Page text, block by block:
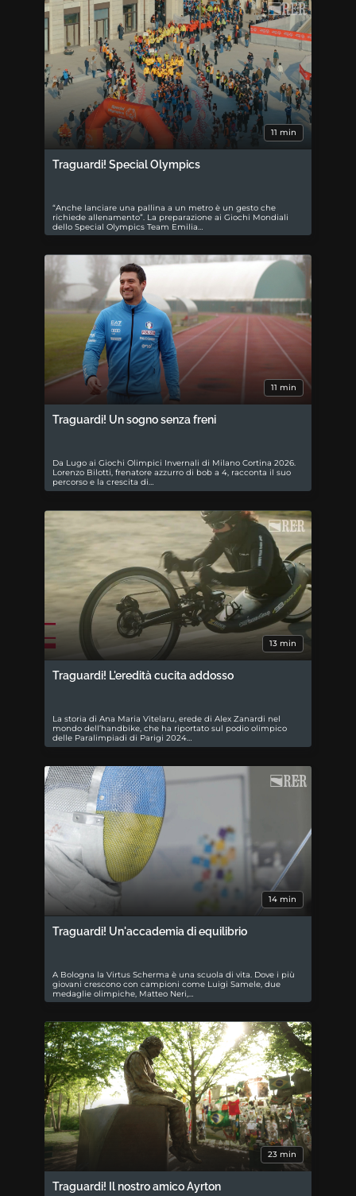
11 min
Traguardi! Special Olympics
“Anche lanciare una pallina a un metro è un gesto che
richiede allenamento”. La preparazione ai Giochi Mondiali
dello Special Olympics Team Emilia…
11 min
Traguardi! Un sogno senza freni
Da Lugo ai Giochi Olimpici Invernali di Milano Cortina 2026.
Lorenzo Bilotti, frenatore azzurro di bob a 4, racconta il suo
percorso e la crescita di…
13 min
Traguardi! L'eredità cucita addosso
La storia di Ana Maria Vitelaru, erede di Alex Zanardi nel
mondo dell’handbike, che ha riportato sul podio olimpico
delle Paralimpiadi di Parigi 2024…
14 min
Traguardi! Un'accademia di equilibrio
A Bologna la Virtus Scherma è una scuola di vita. Dove i più
giovani crescono con campioni come Luigi Samele, due
medaglie olimpiche, Matteo Neri,…
23 min
Traguardi! Il nostro amico Ayrton